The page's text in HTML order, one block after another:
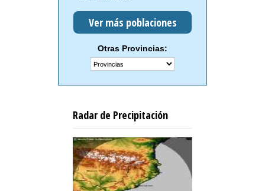
Ver más poblaciones
Otras Provincias:
Radar de Precipitación